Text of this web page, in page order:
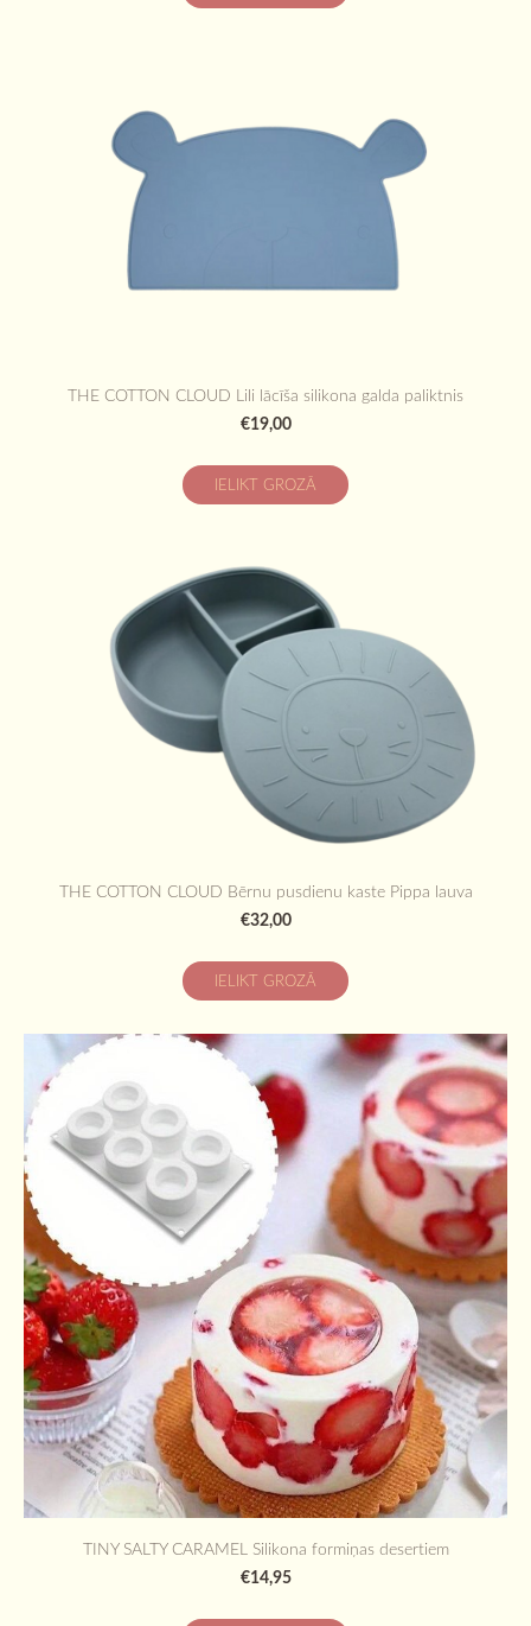
THE COTTON CLOUD Lili lācīša silikona galda paliktnis
€19,00
IELIKT GROZĀ
THE COTTON CLOUD Bērnu pusdienu kaste Pippa lauva
€32,00
IELIKT GROZĀ
TINY SALTY CARAMEL Silikona formiņas desertiem
€14,95